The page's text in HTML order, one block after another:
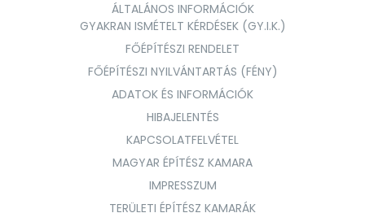
ÁLTALÁNOS INFORMÁCIÓK
GYAKRAN ISMÉTELT KÉRDÉSEK (GY.I.K.)
FŐÉPÍTÉSZI RENDELET
FŐÉPÍTÉSZI NYILVÁNTARTÁS (FÉNY)
ADATOK ÉS INFORMÁCIÓK
HIBAJELENTÉS
KAPCSOLATFELVÉTEL
MAGYAR ÉPÍTÉSZ KAMARA
IMPRESSZUM
TERÜLETI ÉPÍTÉSZ KAMARÁK